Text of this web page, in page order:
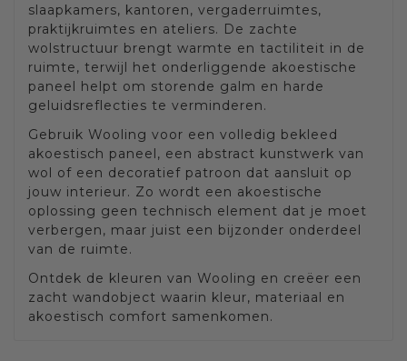
slaapkamers, kantoren, vergaderruimtes,
praktijkruimtes en ateliers. De zachte
wolstructuur brengt warmte en tactiliteit in de
ruimte, terwijl het onderliggende akoestische
paneel helpt om storende galm en harde
geluidsreflecties te verminderen.
Gebruik Wooling voor een volledig bekleed
akoestisch paneel, een abstract kunstwerk van
wol of een decoratief patroon dat aansluit op
jouw interieur. Zo wordt een akoestische
oplossing geen technisch element dat je moet
verbergen, maar juist een bijzonder onderdeel
van de ruimte.
Ontdek de kleuren van Wooling en creëer een
zacht wandobject waarin kleur, materiaal en
akoestisch comfort samenkomen.